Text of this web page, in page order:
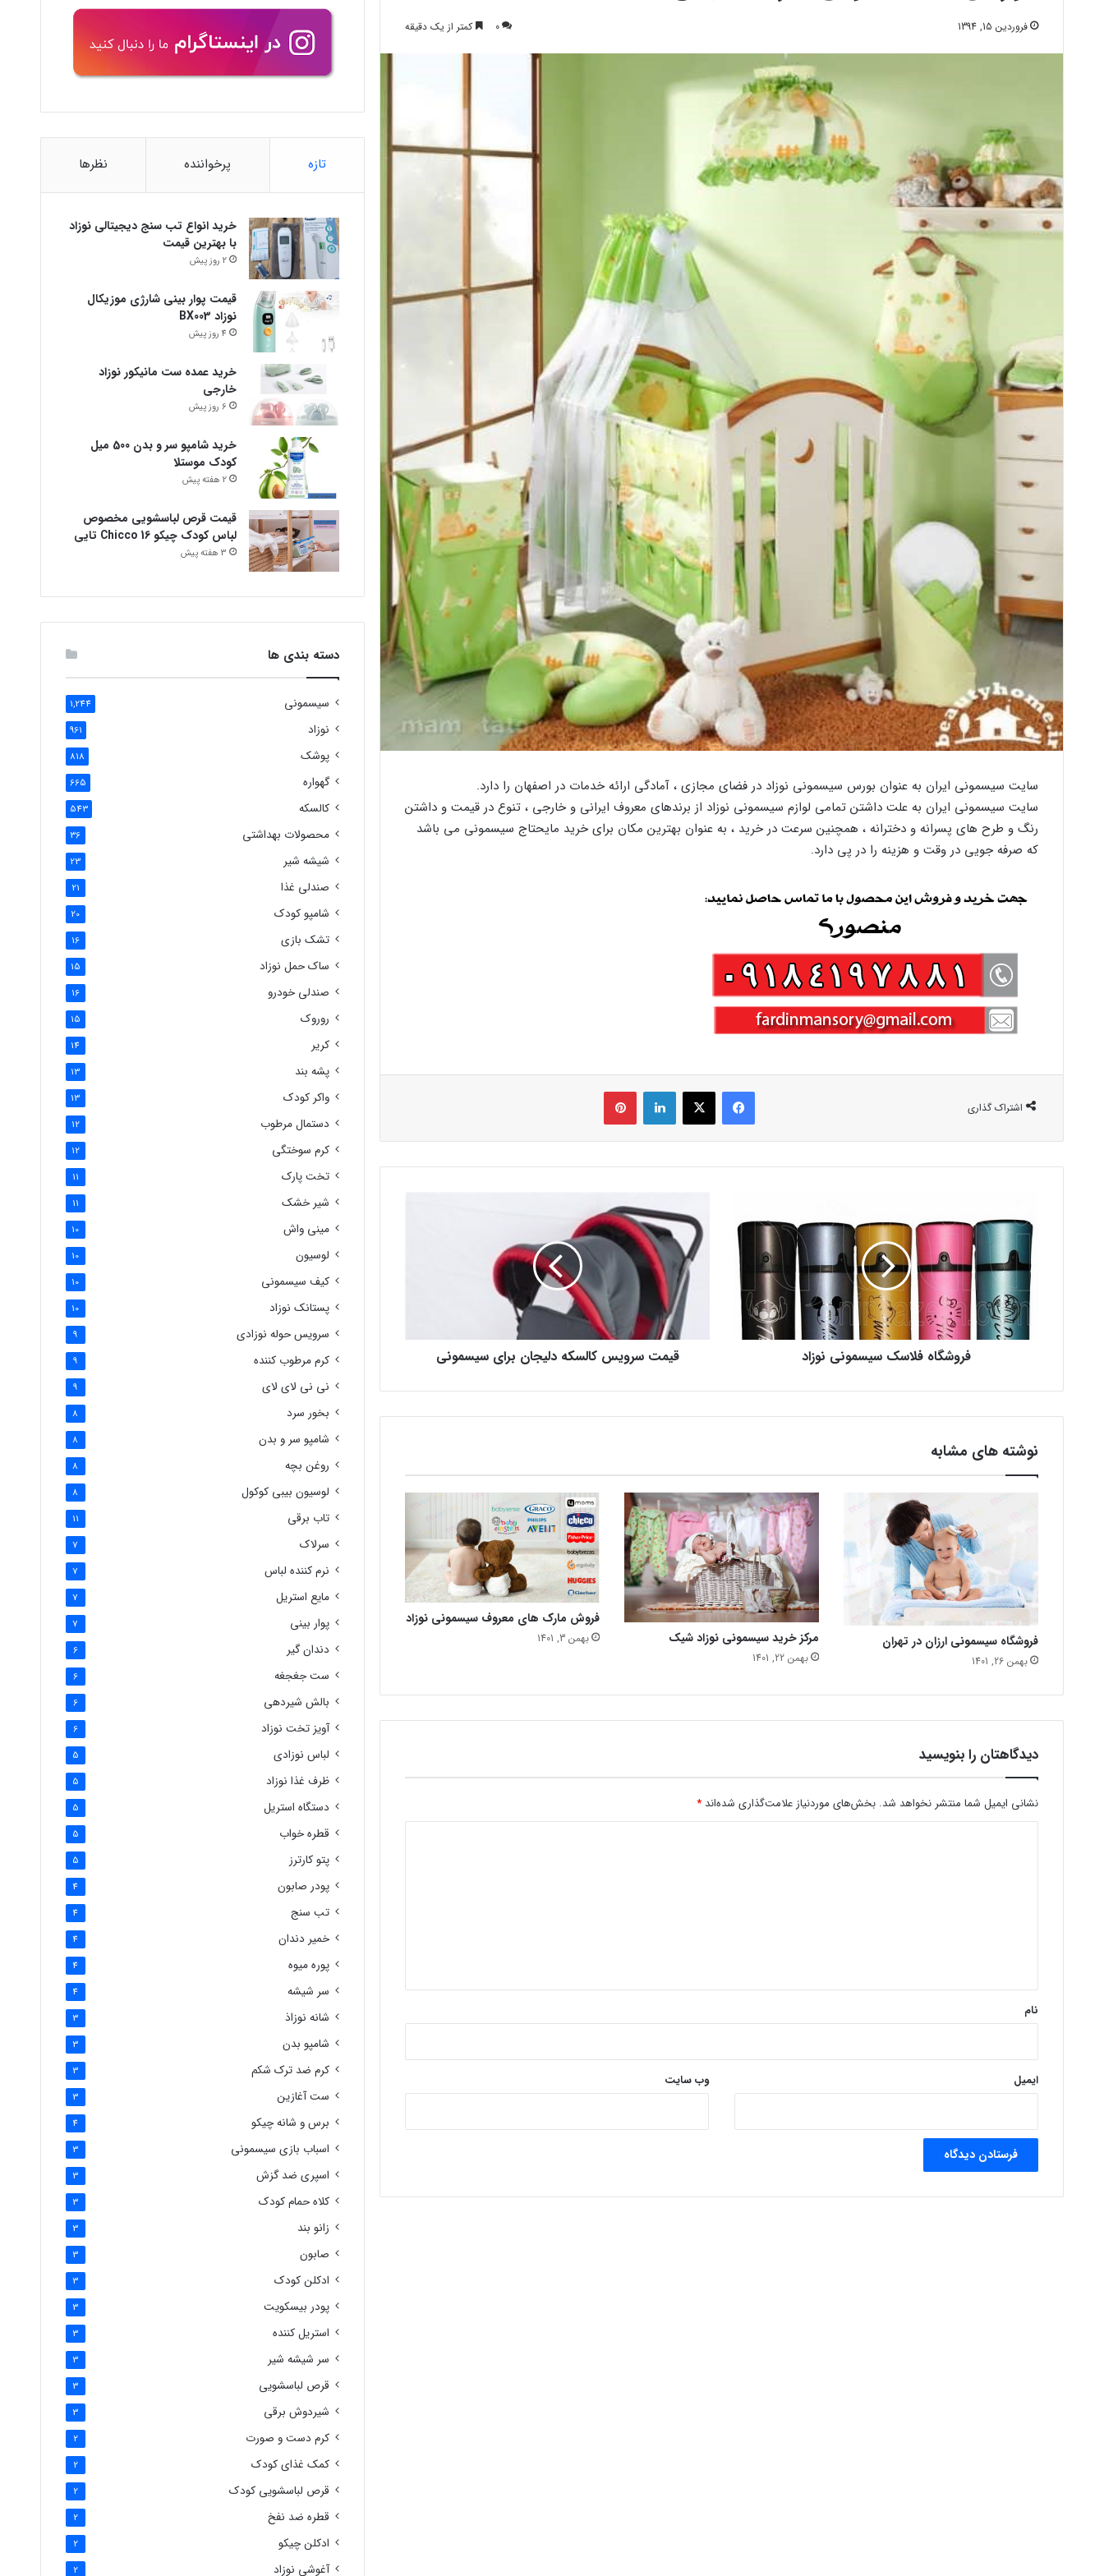
فروردین 15, 1394 0 کمتر از یک دقیقه
سایت سیسمونی ایران به عنوان بورس سیسمونی نوزاد در فضای مجازی ، آمادگی ارائه خدمات در اصفهان را دارد.
سایت سیسمونی ایران به علت داشتن تمامی لوازم سیسمونی نوزاد از برندهای معروف ایرانی و خارجی ، تنوع در قیمت و داشتن
رنگ و طرح های پسرانه و دخترانه ، همچنین سرعت در خرید ، به عنوان بهترین مکان برای خرید مایحتاج سیسمونی می باشد
که صرفه جویی در وقت و هزینه را در پی دارد.
اشتراک گذاری
فیس بوک X لینکدین ‫پین‌ترست
فروشگاه فلاسک سیسمونی نوزاد قیمت سرویس کالسکه دلیجان برای سیسمونی
نوشته های مشابه
فروشگاه سیسمونی ارزان در تهران
بهمن 26, 1401
مرکز خرید سیسمونی نوزاد شیک
بهمن 22, 1401
فروش مارک های معروف سیسمونی نوزاد
بهمن 3, 1401
دیدگاهتان را بنویسید
نشانی ایمیل شما منتشر نخواهد شد. بخش‌های موردنیاز علامت‌گذاری شده‌اند *
نام
ایمیل وب‌ سایت
تازه پرخواننده نظرها
خرید انواع تب سنج دیجیتالی نوزاد
با بهترین قیمت
2 روز پیش
قیمت پوار بینی شارژی موزیکال
نوزاد BX003
4 روز پیش
خرید عمده ست مانیکور نوزاد
خارجی
6 روز پیش
خرید شامپو سر و بدن 500 میل
کودک موستلا
2 هفته پیش
قیمت قرص لباسشویی مخصوص
لباس کودک چیکو Chicco 16 تایی
3 هفته پیش
دسته بندی ها
سیسمونی 1,244
نوزاد 961
پوشک 818
گهواره 665
کالسکه 543
محصولات بهداشتی 36
شیشه شیر 23
صندلی غذا 21
شامپو کودک 20
تشک بازی 16
ساک حمل نوزاد 15
صندلی خودرو 16
روروک 15
کریر 14
پشه بند 13
واکر کودک 13
دستمال مرطوب 12
کرم سوختگی 12
تخت پارک 11
شیر خشک 11
مینی واش 10
لوسیون 10
کیف سیسمونی 10
پستانک نوزاد 10
سرویس حوله نوزادی 9
کرم مرطوب کننده 9
نی نی لای لای 9
بخور سرد 8
شامپو سر و بدن 8
روغن بچه 8
لوسیون بیبی کوکول 8
تاب برقی 11
سرلاک 7
نرم کننده لباس 7
مایع استریل 7
پوار بینی 7
دندان گیر 6
ست جغجغه 6
بالش شیردهی 6
آویز تخت نوزاد 6
لباس نوزادی 5
ظرف غذا نوزاد 5
دستگاه استریل 5
قطره خواب 5
پتو کارترز 5
پودر صابون 4
تب سنج 4
خمیر دندان 4
پوره میوه 4
سر شیشه 4
شانه نوزاذ 3
شامپو بدن 3
کرم ضد ترک شکم 3
ست آغازین 3
برس و شانه چیکو 4
اسباب بازی سیسمونی 3
اسپری ضد گزش 3
کلاه حمام کودک 3
زانو بند 3
صابون 3
ادکلن کودک 3
پودر بیسکویت 3
استریل کننده 3
سر شیشه شیر 3
قرص لباسشویی 3
شیردوش برقی 3
کرم دست و صورت 2
کمک غذای کودک 2
قرص لباسشویی کودک 2
قطره ضد نفخ 2
ادکلن چیکو 2
آغوشی نوزاد 2